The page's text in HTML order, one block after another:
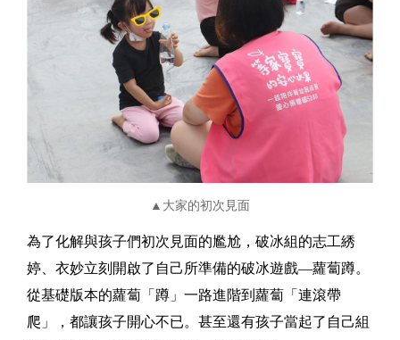
▲大家的初次見面
為了化解與孩子們初次見面的尷尬，破冰組的志工綉
婷、衣妙立刻開啟了自己所準備的破冰遊戲—蘿蔔蹲。
從基礎版本的蘿蔔「蹲」一路進階到蘿蔔「連滾帶
爬」，都讓孩子開心不已。甚至還有孩子當起了自己組